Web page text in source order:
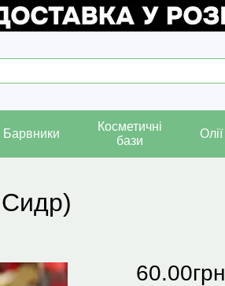
Барвники
Косметичні
бази
Олії
60.00грн